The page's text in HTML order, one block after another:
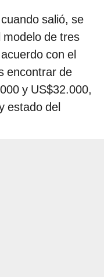
salió, se
de tres
con el
encontrar de
y US$32.000,
estado del